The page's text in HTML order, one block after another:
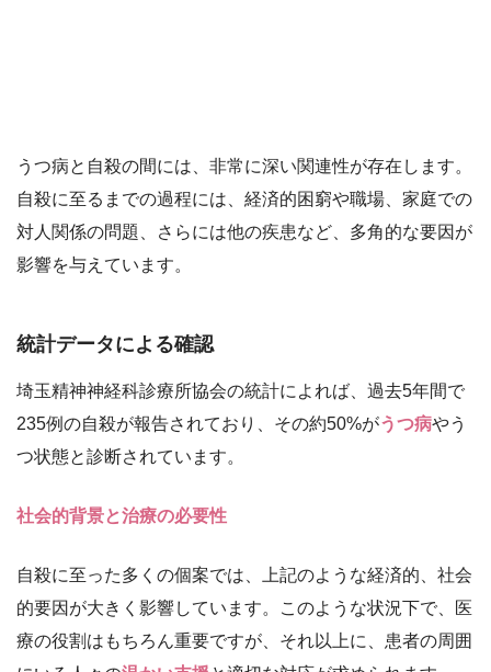
うつ病と自殺の間には、非常に深い関連性が存在します。
自殺に至るまでの過程には、経済的困窮や職場、家庭での
対人関係の問題、さらには他の疾患など、多角的な要因が
影響を与えています。
統計データによる確認
埼玉精神神経科診療所協会の統計によれば、過去5年間で
235例の自殺が報告されており、その約50%がうつ病やう
つ状態と診断されています。
社会的背景と治療の必要性
自殺に至った多くの個案では、上記のような経済的、社会
的要因が大きく影響しています。このような状況下で、医
療の役割はもちろん重要ですが、それ以上に、患者の周囲